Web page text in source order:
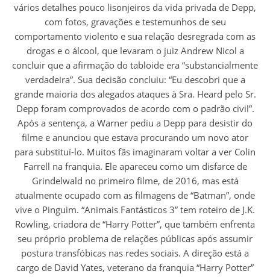
vários detalhes pouco lisonjeiros da vida privada de Depp,
com fotos, gravações e testemunhos de seu
comportamento violento e sua relação desregrada com as
drogas e o álcool, que levaram o juiz Andrew Nicol a
concluir que a afirmação do tabloide era “substancialmente
verdadeira”. Sua decisão concluiu: “Eu descobri que a
grande maioria dos alegados ataques à Sra. Heard pelo Sr.
Depp foram comprovados de acordo com o padrão civil”.
Após a sentença, a Warner pediu a Depp para desistir do
filme e anunciou que estava procurando um novo ator
para substituí-lo. Muitos fãs imaginaram voltar a ver Colin
Farrell na franquia. Ele apareceu como um disfarce de
Grindelwald no primeiro filme, de 2016, mas está
atualmente ocupado com as filmagens de “Batman”, onde
vive o Pinguim. “Animais Fantásticos 3” tem roteiro de J.K.
Rowling, criadora de “Harry Potter”, que também enfrenta
seu próprio problema de relações públicas após assumir
postura transfóbicas nas redes sociais. A direção está a
cargo de David Yates, veterano da franquia “Harry Potter”